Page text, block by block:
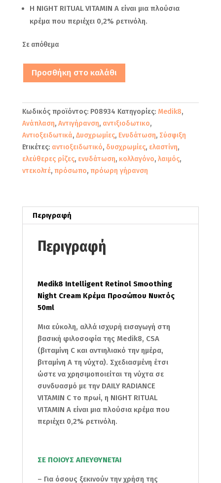
Η NIGHT RITUAL VITAMIN A είναι μια πλούσια
κρέμα που περιέχει 0,2% ρετινόλη.
Σε απόθεμα
Medik8
Intelligent
Smoothing
Night
Cream
Κρέμα
Προσώπου
Νυκτός
50ml
Προσθήκη στο καλάθι
Κωδικός προϊόντος: P08934 Κατηγορίες: Medik8,
Ανάπλαση, Αντιγήρανση, αντιξιοδωτικο,
Αντιοξειδωτικά, Δυσχρωμίες, Ενυδάτωση, Σύσφιξη
Ετικέτες: αντιοξειδωτικό, δυσχρωμίες, ελαστίνη,
ελεύθερες ρίζες, ενυδάτωση, κολλαγόνο, λαιμός,
ντεκολτέ, πρόσωπο, πρόωρη γήρανση
Περιγραφή
Περιγραφή
Medik8 Intelligent Retinol Smoothing
Night Cream Κρέμα Προσώπου Νυκτός
50ml
Μια εύκολη, αλλά ισχυρή εισαγωγή στη
βασική φιλοσοφία της Medik8, CSA
(βιταμίνη C και αντιηλιακό την ημέρα,
βιταμίνη Α τη νύχτα). Σχεδιασμένη έτσι
ώστε να χρησιμοποιείται τη νύχτα σε
συνδυασμό με την DAILY RADIANCE
VITAMIN C το πρωί, η NIGHT RITUAL
VITAMIN A είναι μια πλούσια κρέμα που
περιέχει 0,2% ρετινόλη.
ΣΕ ΠΟΙΟΥΣ ΑΠΕΥΘΥΝΕΤΑΙ
– Για όσους ξεκινούν την χρήση της